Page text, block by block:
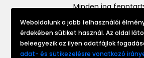
Minden jog
Website made by
Weboldalunk a jobb felhasználói
érdekében sütiket használ. Az oldal
beleegyezik az ilyen adatfájlok
adat- és sütikezelésre vonatkozó